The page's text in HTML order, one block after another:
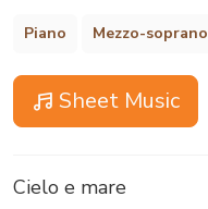
Piano Mezzo-soprano
Sheet Music
Cielo e mare